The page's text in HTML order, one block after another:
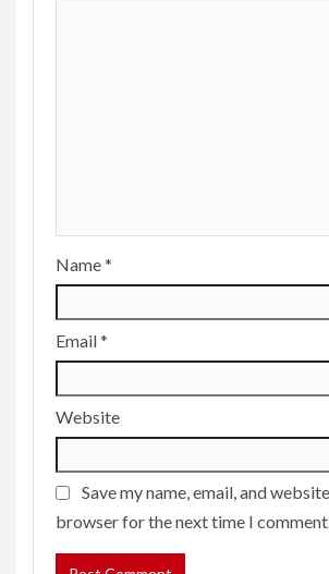
Name*
Email*
Website
Save my name, email, and
browser for the next time I